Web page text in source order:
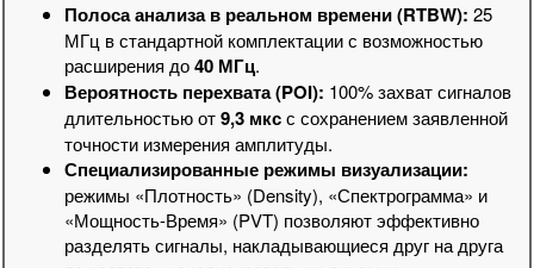
Полоса анализа в реальном времени (RTBW): 25
МГц в стандартной комплектации с возможностью
расширения до40 МГц.
Вероятность перехвата (POI): 100% захват сигналов
длительностью от9,3 мксс сохранением заявленной
точности измерения амплитуды.
Специализированные режимы визуализации:
режимы «Плотность» (Density), «Спектрограмма» и
«Мощность-Время» (PVT) позволяют эффективно
разделять сигналы, накладывающиеся друг на друга